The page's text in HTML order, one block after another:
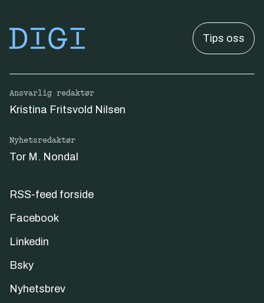
Tips oss
Ansvarlig redaktør
Kristina Fritsvold Nilsen
Nyhetsredaktør
Tor M. Nondal
RSS-feed forside
Facebook
Linkedin
Bsky
Nyhetsbrev